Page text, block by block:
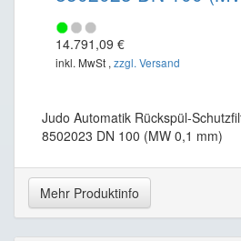
14.791,09 €
inkl. MwSt , zzgl. Versand
Judo Automatik Rückspül-
8502023 DN 100 (MW 0,1 mm)
Mehr Produktinfo